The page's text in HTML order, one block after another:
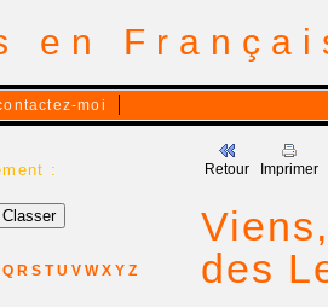
en
moi
:
Q R S T U V W X Y Z
Retour Imprimer
des